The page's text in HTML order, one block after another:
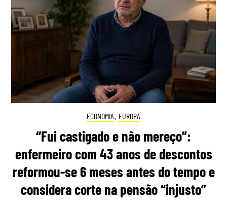
ECONOMIA , EUROPA
“Fui castigado e não mereço”:
enfermeiro com 43 anos de descontos
reformou-se 6 meses antes do tempo e
considera corte na pensão “injusto”